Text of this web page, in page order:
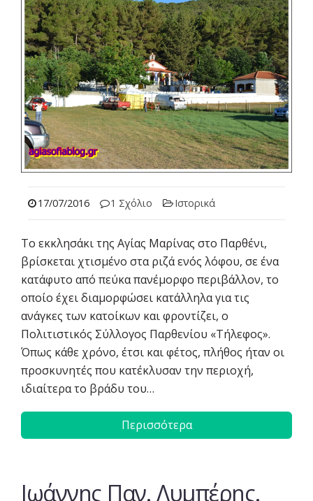
17/07/2016 1 Σχόλιο Ιστορικά
Το εκκλησάκι της Αγίας Μαρίνας στο Παρθένι,
βρίσκεται χτισμένο στα ριζά ενός λόφου, σε ένα
κατάφυτο από πεύκα πανέμορφο περιβάλλον, το
οποίο έχει διαμορφώσει κατάλληλα για τις
ανάγκες των κατοίκων και φροντίζει, ο
Πολιτιστικός Σύλλογος Παρθενίου «Τήλεφος».
Όπως κάθε χρόνο, έτσι και φέτος, πλήθος ήταν οι
προσκυνητές που κατέκλυσαν την περιοχή,
ιδιαίτερα το βράδυ του…
Περισσότερα
Ιωάννης Παν. Λυμπέρης.